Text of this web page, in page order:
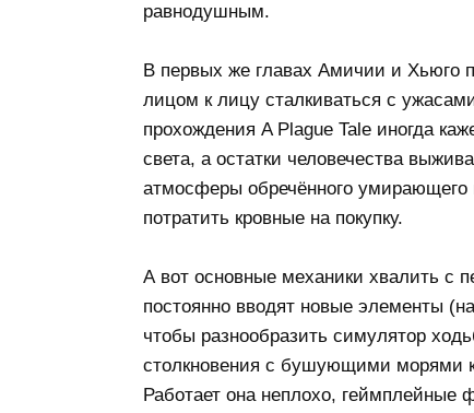
равнодушным.
В первых же главах Амичии и Хьюго
лицом к лицу сталкиваться с
прохождения A Plague Tale иногда
света, а остатки человечества
атмосферы обречённого
потратить кровные на покупку.
А вот основные механики хвалить с
постоянно вводят новые элементы
чтобы разнообразить симулятор
столкновения с бушующими морями
Работает она неплохо, геймплейные